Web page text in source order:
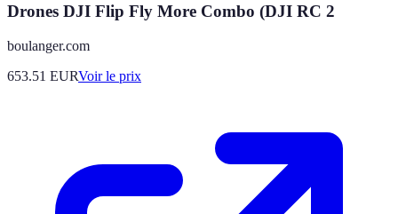
Drones DJI Flip Fly More Combo (DJI RC 2
boulanger.com
653.51 EURVoir le prix